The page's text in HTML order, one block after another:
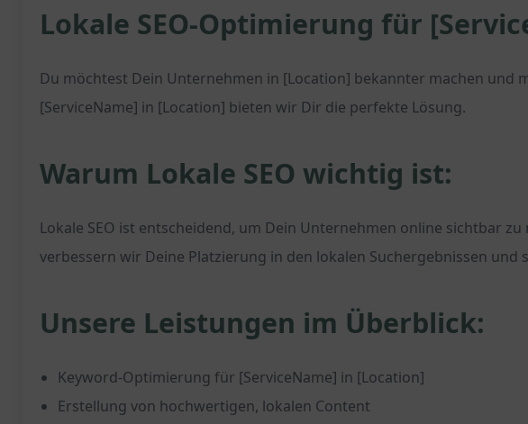
Lokale SEO-Optimierung für
Du möchtest Dein Unternehmen in [Location] bekannter machen
[ServiceName] in [Location] bieten wir Dir die perfekte Lösung.
Warum Lokale SEO wichtig ist:
Lokale SEO ist entscheidend, um Dein Unternehmen online sichtbar
verbessern wir Deine Platzierung in den lokalen Suchergebnissen und
Unsere Leistungen im Überblick:
Keyword-Optimierung für [ServiceName] in [Location]
Erstellung von hochwertigen, lokalen Content